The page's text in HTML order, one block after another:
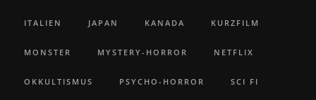
ITALIEN JAPAN KANADA KURZFILM
MONSTER MYSTERY-HORROR NETFLIX
OKKULTISMUS PSYCHO-HORROR SCI FI